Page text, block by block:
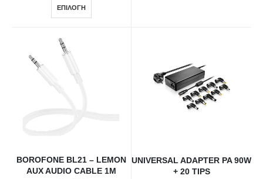
ΕΠΙΛΟΓΉ
BOROFONE BL21 – LEMON
AUX AUDIO CABLE 1M
UNIVERSAL ADAPTER PA 90W
+ 20 TIPS